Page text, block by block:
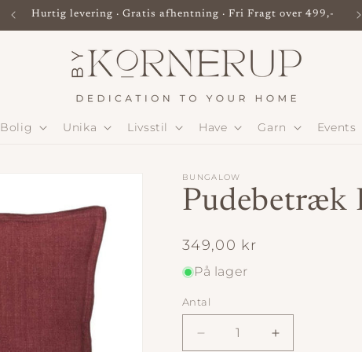
Hurtig levering · Gratis afhentning · Fri Fragt over 499,-
Bolig Unika Livsstil Have Garn Events
BUNGALOW
Pudebetræk
Normalpris
349,00 kr
På lager
Antal
Antal
Reducer
Øg